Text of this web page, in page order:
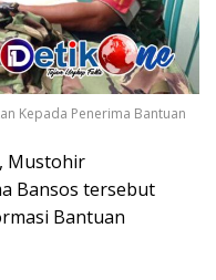
Kepada Penerima Bantuan
Mustohir
Bansos tersebut
Bantuan